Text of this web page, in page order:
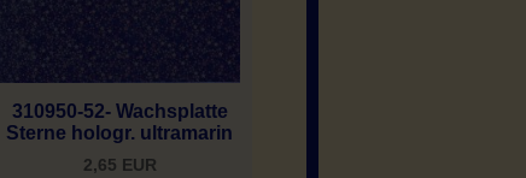
310950-52- Wachsplatte
Sterne hologr. ultramarin
2,65 EUR